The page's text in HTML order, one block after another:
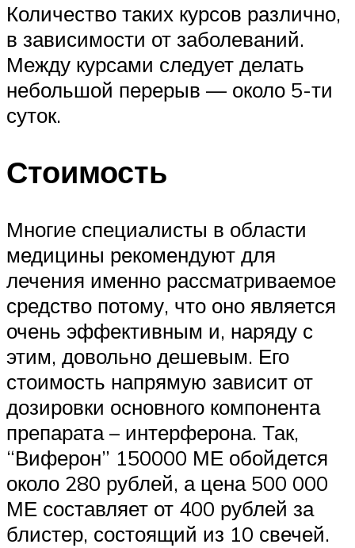
Количество таких курсов различно,
в зависимости от заболеваний.
Между курсами следует делать
небольшой перерыв — около 5-ти
суток.
Стоимость
Многие специалисты в области
медицины рекомендуют для
лечения именно рассматриваемое
средство потому, что оно является
очень эффективным и, наряду с
этим, довольно дешевым. Его
стоимость напрямую зависит от
дозировки основного компонента
препарата – интерферона. Так,
“Виферон” 150000 МЕ обойдется
около 280 рублей, а цена 500 000
МЕ составляет от 400 рублей за
блистер, состоящий из 10 свечей.